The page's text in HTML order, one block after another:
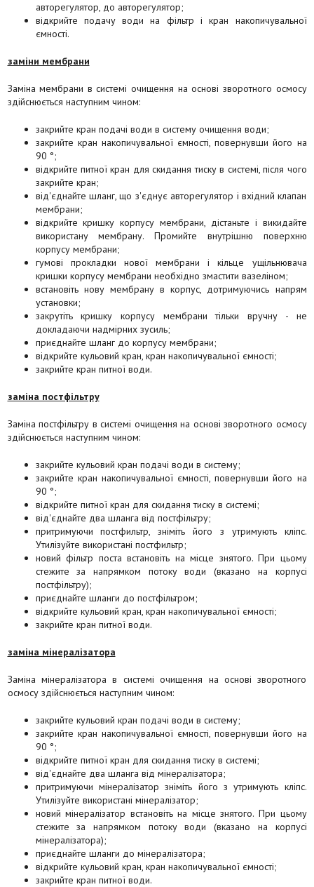
авторегулятор, до авторегулятор;
відкрийте подачу води на фільтр і кран накопичувальної
ємності.
заміни мембрани
Заміна мембрани в системі очищення на основі зворотного осмосу
здійснюється наступним чином:
закрийте кран подачі води в систему очищення води;
закрийте кран накопичувальної ємності, повернувши його на
90 °;
відкрийте питної кран для скидання тиску в системі, після чого
закрийте кран;
від'єднайте шланг, що з'єднує авторегулятор і вхідний клапан
мембрани;
відкрийте кришку корпусу мембрани, дістаньте і викидайте
використану мембрану. Промийте внутрішню поверхню
корпусу мембрани;
гумові прокладки нової мембрани і кільце ущільнювача
кришки корпусу мембрани необхідно змастити вазеліном;
встановіть нову мембрану в корпус, дотримуючись напрям
установки;
закрутіть кришку корпусу мембрани тільки вручну - не
докладаючи надмірних зусиль;
приєднайте шланг до корпусу мембрани;
відкрийте кульовий кран, кран накопичувальної ємності;
закрийте кран питної води.
заміна постфільтру
Заміна постфільтру в системі очищення на основі зворотного осмосу
здійснюється наступним чином:
закрийте кульовий кран подачі води в систему;
закрийте кран накопичувальної ємності, повернувши його на
90 °;
відкрийте питної кран для скидання тиску в системі;
від'єднайте два шланга від постфільтру;
притримуючи постфильтр, зніміть його з утримують кліпс.
Утилізуйте використані постфильтр;
новий фільтр поста встановіть на місце знятого. При цьому
стежите за напрямком потоку води (вказано на корпусі
постфільтру);
приєднайте шланги до постфільтром;
відкрийте кульовий кран, кран накопичувальної ємності;
закрийте кран питної води.
заміна мінералізатора
Заміна мінералізатора в системі очищення на основі зворотного
осмосу здійснюється наступним чином:
закрийте кульовий кран подачі води в систему;
закрийте кран накопичувальної ємності, повернувши його на
90 °;
відкрийте питної кран для скидання тиску в системі;
від'єднайте два шланга від мінералізатора;
притримуючи мінералізатор зніміть його з утримують кліпс.
Утилізуйте використані мінералізатор;
новий мінералізатор встановіть на місце знятого. При цьому
стежите за напрямком потоку води (вказано на корпусі
мінералізатора);
приєднайте шланги до мінералізатора;
відкрийте кульовий кран, кран накопичувальної ємності;
закрийте кран питної води.